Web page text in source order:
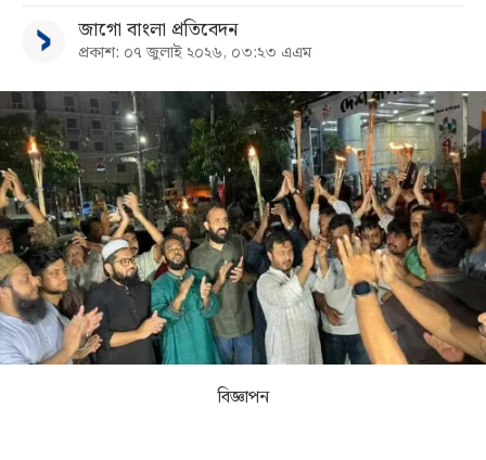
বিভাগ
আর্কাইভ
কনভার্টার
জাগো বাংলা প্রতিবেদন
প্রকাশ: ০৭ জুলাই ২০২৬, ০৩:২৩ এএম
বিজ্ঞাপন